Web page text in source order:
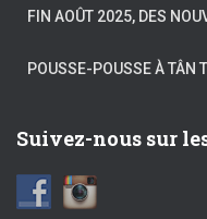
FIN AOÛT 2025, DES
POUSSE-POUSSE À TÂN
Suivez-nous sur